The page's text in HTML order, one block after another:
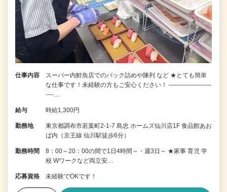
仕事内容
スーパー内鮮魚店でのパック詰めや陳列 など ★とても簡単
な仕事です！未経験の方もご安心ください！ ---------------------
----…
給与 時給1,300円
勤務地
東京都調布市若葉町2-1-7 島忠 ホームズ仙川店1F 食品館あお
ば内（京王線 仙川駅徒歩6分）
勤務時間
8：00～20：00の間で1日4時間～・週3日～ ★家事 育児 学
校 Wワークなど両立安…
応募資格 未経験でOKです！